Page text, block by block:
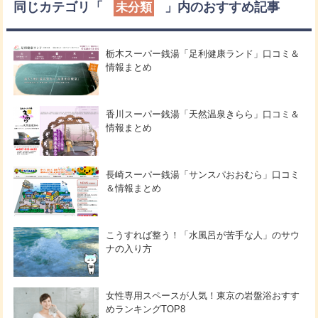
同じカテゴリ「 未分類 」内のおすすめ記事
栃木スーパー銭湯「足利健康ランド」口コミ＆
情報まとめ
香川スーパー銭湯「天然温泉きらら」口コミ＆
情報まとめ
長崎スーパー銭湯「サンスパおおむら」口コミ
＆情報まとめ
こうすれば整う！「水風呂が苦手な人」のサウ
ナの入り方
女性専用スペースが人気！東京の岩盤浴おすす
めランキングTOP8